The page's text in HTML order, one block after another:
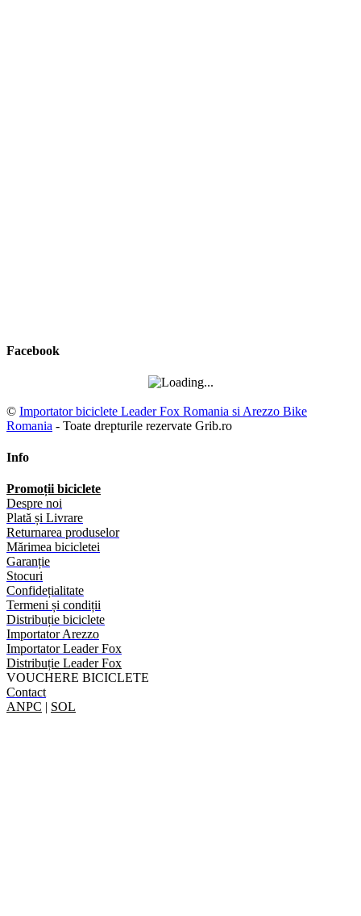
Facebook
© Importator biciclete Leader Fox Romania si Arezzo Bike
Romania - Toate drepturile rezervate Grib.ro
Info
Promoții biciclete
Despre noi
Plată și Livrare
Returnarea produselor
Mărimea bicicletei
Garanție
Stocuri
Confidețialitate
Termeni și condiții
Distribuție biciclete
Importator Arezzo
Importator Leader Fox
Distribuție Leader Fox
VOUCHERE BICICLETE
Contact
ANPC | SOL